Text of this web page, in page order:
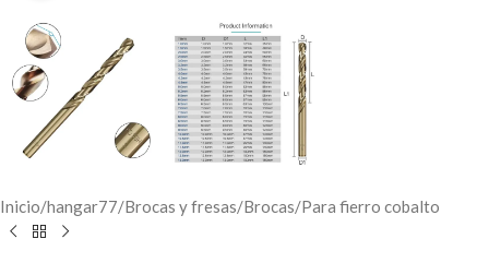
Inicio/hangar77/Brocas y fresas/Brocas/Para fierro cobalto